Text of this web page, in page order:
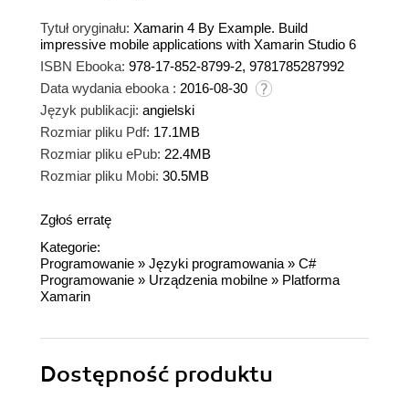
Tytuł oryginału: Xamarin 4 By Example. Build
impressive mobile applications with Xamarin Studio 6
ISBN Ebooka: 978-17-852-8799-2, 9781785287992
Data wydania ebooka : 2016-08-30
Język publikacji: angielski
Rozmiar pliku Pdf: 17.1MB
Rozmiar pliku ePub: 22.4MB
Rozmiar pliku Mobi: 30.5MB
Zgłoś erratę
Kategorie:
Programowanie » Języki programowania » C#
Programowanie » Urządzenia mobilne » Platforma
Xamarin
Dostępność produktu